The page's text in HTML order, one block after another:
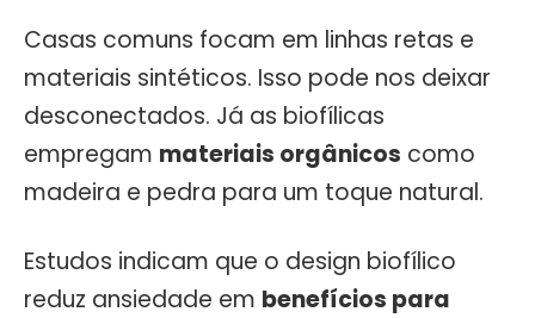
Casas comuns focam em linhas retas e
materiais sintéticos. Isso pode nos deixar
desconectados. Já as biofílicas
empregam materiais orgânicos como
madeira e pedra para um toque natural.
Estudos indicam que o design biofílico
reduz ansiedade em benefícios para